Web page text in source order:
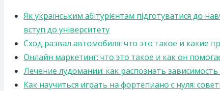
Як українським абітурієнтам підготуватися до
вступ до університету
Сход развал автомобиля: что это такое и какие
Онлайн маркетинг: что это такое и как он
Лечение лудомании: как распознать
Как научиться играть на фортепиано с нуля: